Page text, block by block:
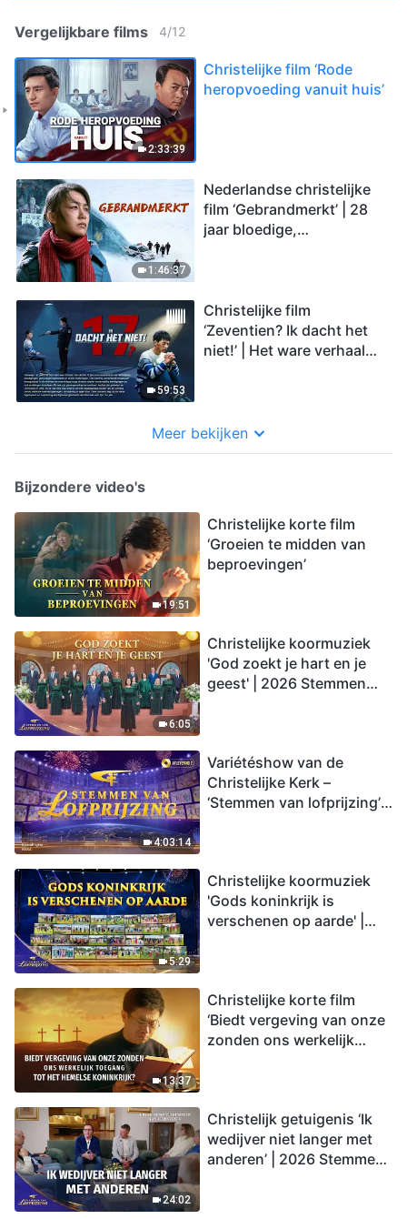
Vergelijkbare films 4/12
2:33:39
Christelijke film ‘Rode
heropvoeding vanuit huis’
1:46:37
Nederlandse christelijke
film ‘Gebrandmerkt’ | 28
jaar bloedige,
59:53
Christelijke film
‘Zeventien? Ik dacht het
niet!’ | Het ware verhaal
Meer bekijken
Bijzondere video's
19:51
Christelijke korte film
‘Groeien te midden van
beproevingen’
6:05
Christelijke koormuziek
'God zoekt je hart en je
geest' | 2026 Stemmen
4:03:14
Variétéshow van de
Christelijke Kerk –
‘Stemmen van lofprijzing’,
5:29
Christelijke koormuziek
'Gods koninkrijk is
verschenen op aarde' |
13:37
Christelijke korte film
‘Biedt vergeving van onze
zonden ons werkelijk
24:02
Christelijk getuigenis ‘Ik
wedijver niet langer met
anderen’ | 2026 Stemmen